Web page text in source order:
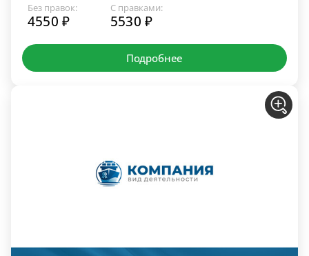
Без правок:
4550 ₽
С правками:
5530 ₽
Подробнее